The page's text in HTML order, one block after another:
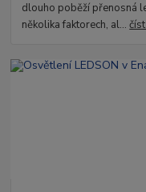
dlouho poběží přenosná
několika faktorech, al...